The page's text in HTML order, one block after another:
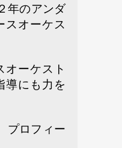
年のアンダ
スオーケス
オーケスト
導にも力を
プロフィー